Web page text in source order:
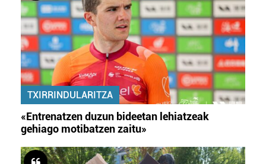
TXIRRINDULARITZA
«Entrenatzen duzun bideetan lehiatzeak
gehiago motibatzen zaitu»